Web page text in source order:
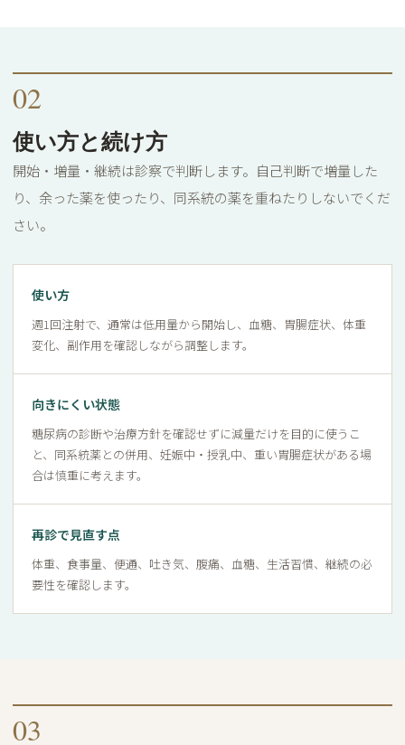
02
使い方と続け方
開始・増量・継続は診察で判断します。自己判断で増量した
り、余った薬を使ったり、同系統の薬を重ねたりしないでくだ
さい。
使い方
週1回注射で、通常は低用量から開始し、血糖、胃腸症状、体重
変化、副作用を確認しながら調整します。
向きにくい状態
糖尿病の診断や治療方針を確認せずに減量だけを目的に使うこ
と、同系統薬との併用、妊娠中・授乳中、重い胃腸症状がある場
合は慎重に考えます。
再診で見直す点
体重、食事量、便通、吐き気、腹痛、血糖、生活習慣、継続の必
要性を確認します。
03